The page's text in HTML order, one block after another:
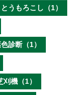
とうもろこし（1）
診断（1）
刈機（1）